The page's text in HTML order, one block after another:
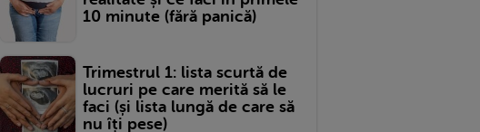
10 minute (fără panică)
Trimestrul 1: lista scurtă de
lucruri pe care merită să le
faci (și lista lungă de care să
nu îți pese)